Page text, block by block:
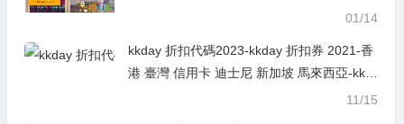
01/14
kkday 折扣代碼2023-kkday 折扣券 2021-香
港 臺灣 信用卡 迪士尼 新加坡 馬來西亞-kkd
11/15